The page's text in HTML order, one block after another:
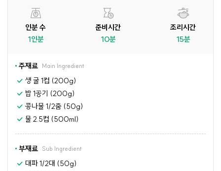
인분 수
1인분
준비시간
10분
조리시간
15분
주재료 Main Ingredient
생 굴 1컵 (200g)
밥 1공기 (200g)
콩나물 1/2줌 (50g)
물 2.5컵 (500ml)
부재료 Sub Ingredient
대파 1/2대 (50g)